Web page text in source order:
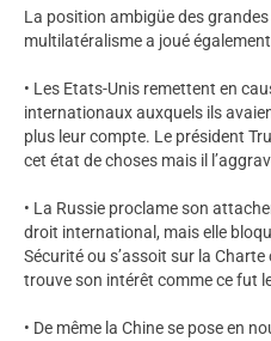
La position ambigüe des
multilatéralisme a joué
• Les Etats-Unis remettent en
internationaux auxquels ils
plus leur compte. Le président
cet état de choses mais il
• La Russie proclame son
droit international, mais elle
Sécurité ou s’assoit sur la
trouve son intérêt comme ce fut
• De même la Chine se pose en